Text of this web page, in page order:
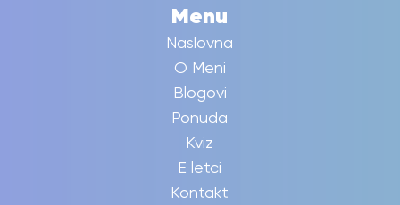
Menu
Naslovna
O Meni
Blogovi
Ponuda
Kviz
E letci
Kontakt